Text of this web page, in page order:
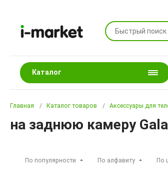
Каталог
Главная Каталог товаров Аксессуары для
на заднюю камеру
По популярности По алфавиту По